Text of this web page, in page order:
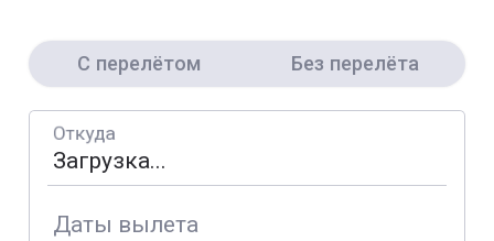
С перелётом Без перелёта
Откуда
Даты вылета